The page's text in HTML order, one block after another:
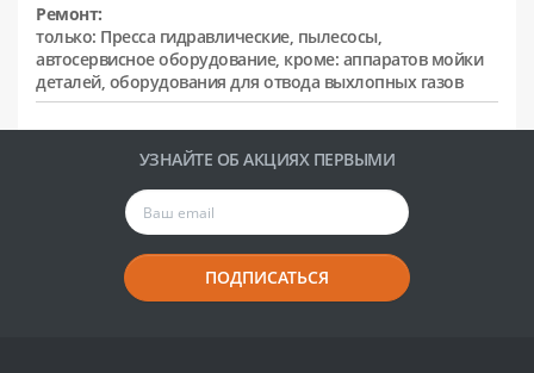
Ремонт:
только: Пресса гидравлические, пылесосы,
автосервисное оборудование, кроме: аппаратов мойки
деталей, оборудования для отвода выхлопных газов
УЗНАЙТЕ ОБ АКЦИЯХ ПЕРВЫМИ
ПОДПИСАТЬСЯ